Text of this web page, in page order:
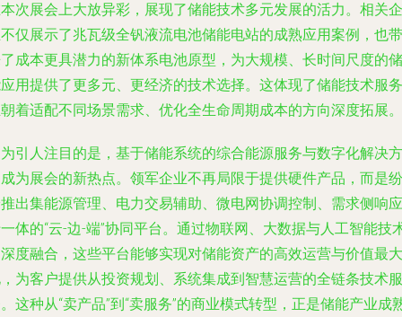
次展会上大放异彩，展现了储能技术多元发展的活力。相关企
仅展示了兆瓦级全钒液流电池储能电站的成熟应用案例，也带
成本更具潜力的新体系电池原型，为大规模、长时间尺度的储
用提供了更多元、更经济的技术选择。这体现了储能技术服务
着适配不同场景需求、优化全生命周期成本的方向深度拓展。
引人注目的是，基于储能系统的综合能源服务与数字化解决方
为展会的新热点。领军企业不再局限于提供硬件产品，而是纷
出集能源管理、电力交易辅助、微电网协调控制、需求侧响应
体的“云-边-端”协同平台。通过物联网、大数据与人工智能技
度融合，这些平台能够实现对储能资产的高效运营与价值最大
为客户提供从投资规划、系统集成到智慧运营的全链条技术服
这种从“卖产品”到“卖服务”的商业模式转型，正是储能产业成